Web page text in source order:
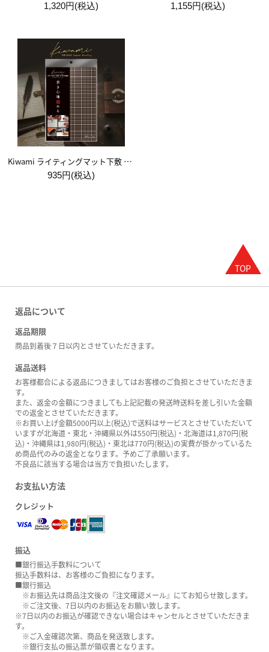
1,320円(税込) 1,155円(税込)
Kiwami ライティングマット下敷 A5【ブラウン&キャメル】
935円(税込)
返品について
返品期限
商品到着後７日以内とさせていただきます。
返品送料
お客様都合による返品につきましてはお客様のご負担とさせていただきま
す。
また、返金の金額につきましても上記記載の発送時送料を差し引いた金額
での返金とさせていただきます。
※お買い上げ金額5000円以上(税込)で送料はサービスとさせていただいて
いますが北海道・東北・沖縄県以外は550円(税込)・北海道は1,870円(税
込)・沖縄県は1,980円(税込)・東北は770円(税込)の実費が掛かっているた
め商品代のみの返金となります。予めご了承願います。
不良品に該当する場合は当方で負担いたします。
お支払い方法
クレジット
振込
■銀行振込手数料について
振込手数料は、お客様のご負担になります。
■銀行振込
※お振込先は商品注文後の『注文確認メール』にてお知らせ致します。
※ご注文後、7日以内のお振込をお願い致します。
※7日以内のお振込が確認できない場合はキャンセルとさせていただきま
す。
※ご入金確認次第、商品を発送致します。
※銀行支払の振込票が領収書となります。